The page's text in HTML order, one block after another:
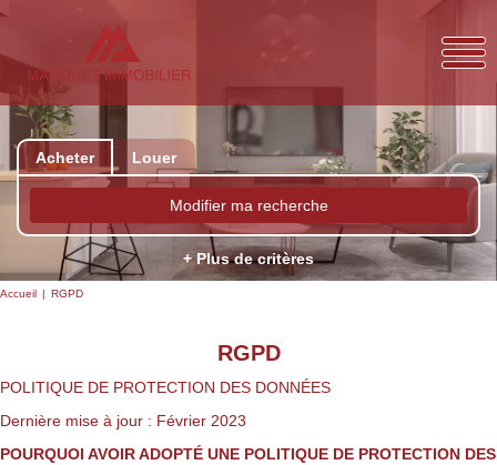
Acheter Louer
Modifier ma recherche
+ Plus de critères
Accueil RGPD
RGPD
POLITIQUE DE PROTECTION DES DONNÉES
Dernière mise à jour : Février 2023
POURQUOI AVOIR ADOPTÉ UNE POLITIQUE DE PROTECTION DES